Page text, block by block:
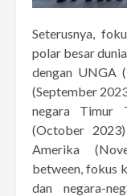
Seterusnya,
polar besar
dengan UNGA
(September
negara Timur
(October
Amerika
between, fokus
dan negara-